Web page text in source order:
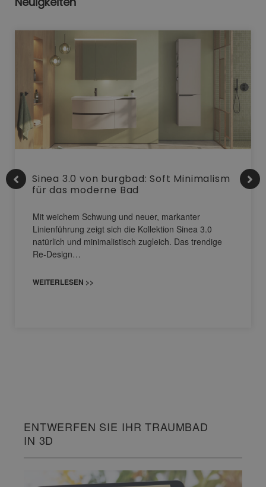
Sinea 3.0 von burgbad: Soft Minimalism
für das moderne Bad
Mit weichem Schwung und neuer, markanter
Linienführung zeigt sich die Kollektion Sinea 3.0
natürlich und minimalistisch zugleich. Das trendige
Re-Design…
WEITERLESEN >>
ENTWERFEN SIE IHR TRAUMBAD
IN 3D